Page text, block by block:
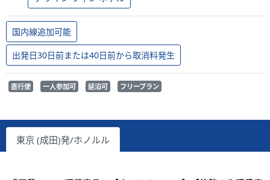
国内線追加可能
出発日30日前または40日前から取消料発生
直行便 一人参加可 延泊可 フリープラン
東京 (成田)発/ホノルル